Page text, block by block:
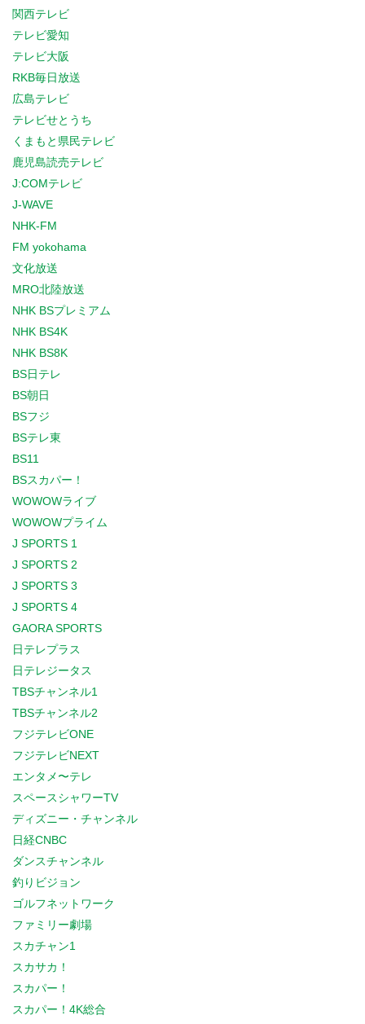
関西テレビ
テレビ愛知
テレビ大阪
RKB毎日放送
広島テレビ
テレビせとうち
くまもと県民テレビ
鹿児島読売テレビ
J:COMテレビ
J-WAVE
NHK-FM
FM yokohama
文化放送
MRO北陸放送
NHK BSプレミアム
NHK BS4K
NHK BS8K
BS日テレ
BS朝日
BSフジ
BSテレ東
BS11
BSスカパー！
WOWOWライブ
WOWOWプライム
J SPORTS 1
J SPORTS 2
J SPORTS 3
J SPORTS 4
GAORA SPORTS
日テレプラス
日テレジータス
TBSチャンネル1
TBSチャンネル2
フジテレビONE
フジテレビNEXT
エンタメ〜テレ
スペースシャワーTV
ディズニー・チャンネル
日経CNBC
ダンスチャンネル
釣りビジョン
ゴルフネットワーク
ファミリー劇場
スカチャン1
スカサカ！
スカパー！
スカパー！4K総合